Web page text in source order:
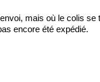
mais où le colis se
encore été expédié.